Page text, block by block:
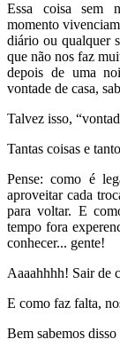
Essa coisa sem
momento
diário ou qualquer
que não nos faz
depois de uma
vontade de casa,
Talvez isso,
Tantas coisas e
Pense: como é
aproveitar cada
para voltar. E
tempo fora
conhecer... gente!
Aaaahhhh! Sair de
E como faz falta,
Bem sabemos disso